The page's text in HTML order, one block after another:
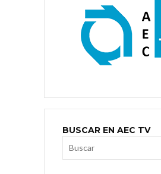
BUSCAR EN AEC TV